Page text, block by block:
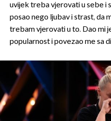
uvijek treba vjerovati u sebe i
posao nego ljubav i strast, da
trebam vjerovati u to. Dao mi
popularnost i povezao me sa